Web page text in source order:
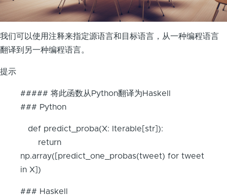
我们可以使用注释来指定源语言和目标语言，从一种编程语言
翻译到另一种编程语言。
提示
##### 将此函数从Python翻译为Haskell
### Python
def predict_proba(X: Iterable[str]):
return
np.array([predict_one_probas(tweet) for tweet
in X])
### Haskell